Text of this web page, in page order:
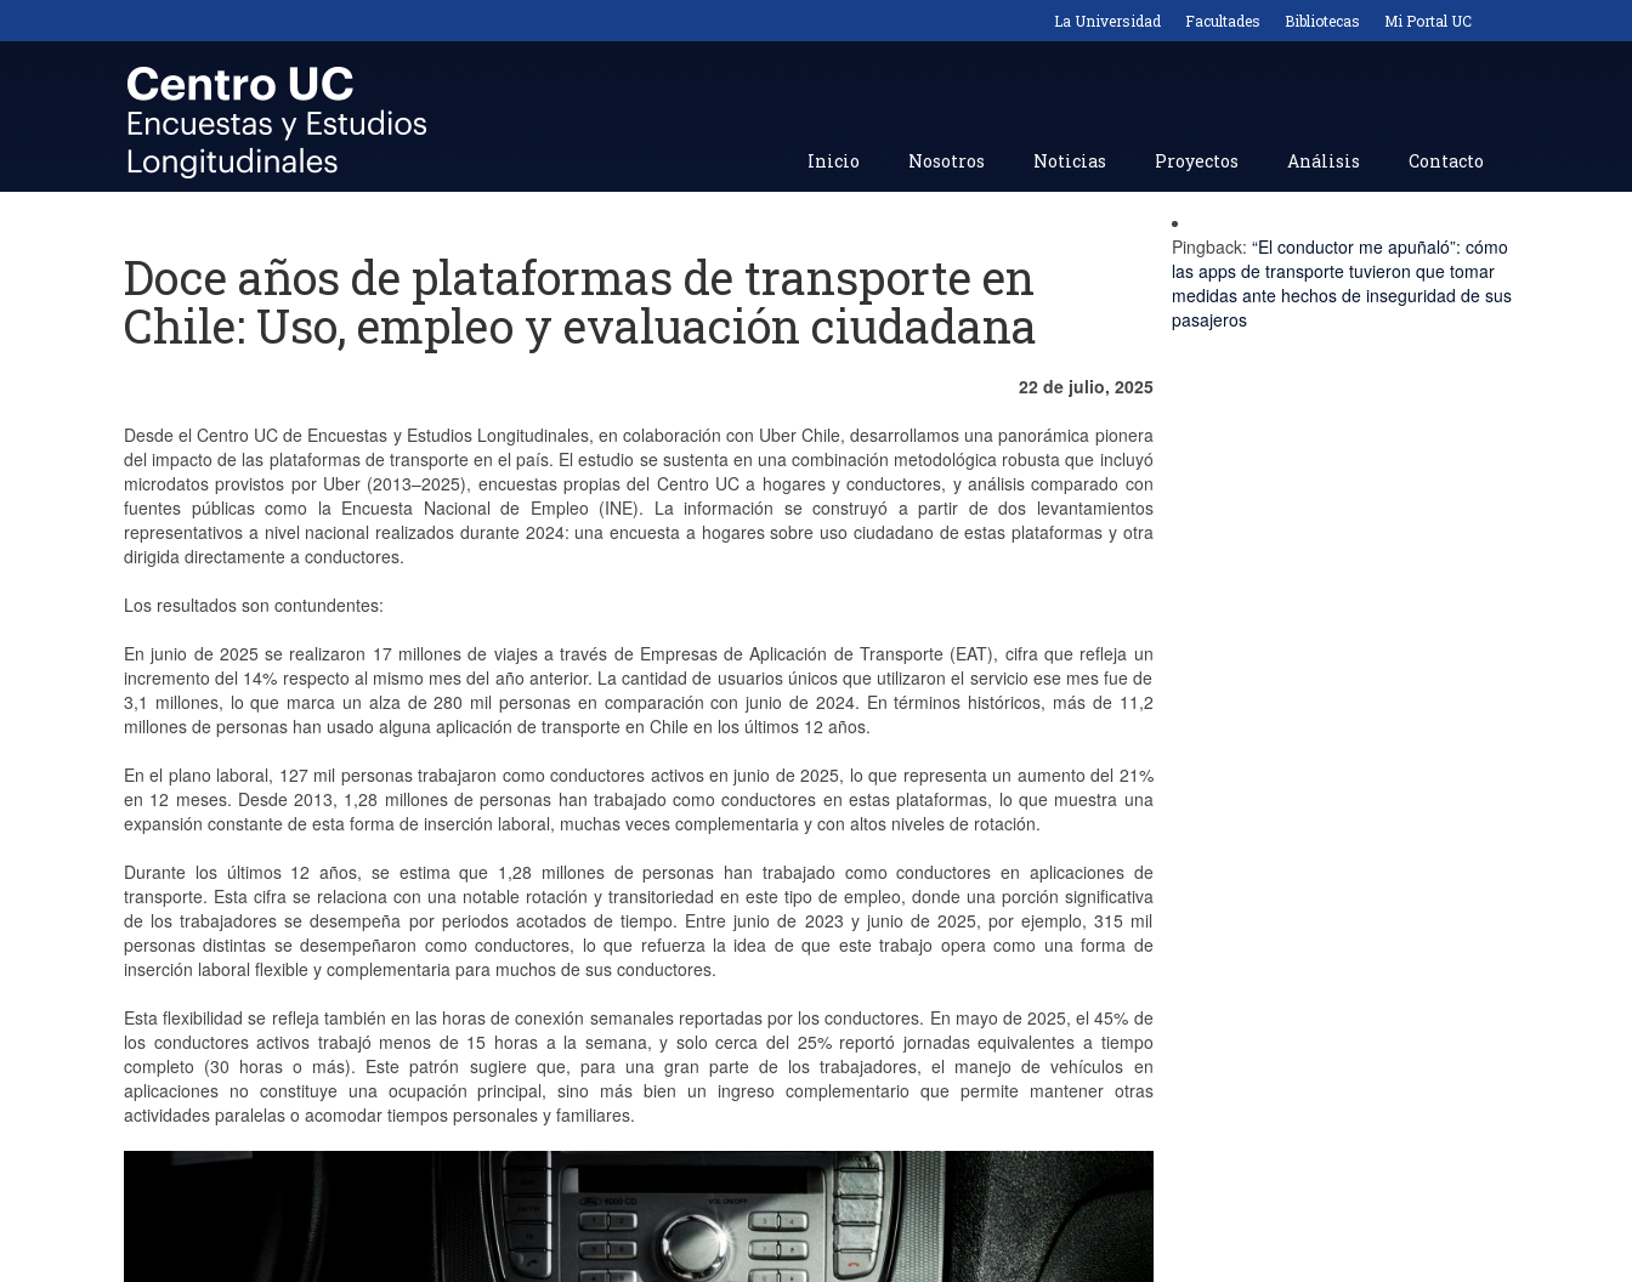
La Universidad Facultades Bibliotecas Mi Portal UC
Inicio Nosotros Noticias Proyectos Análisis Contacto
Doce años de plataformas de transporte en
Chile: Uso, empleo y evaluación ciudadana
22 de julio, 2025
Desde el Centro UC de Encuestas y Estudios Longitudinales, en colaboración con Uber Chile, desarrollamos una panorámica pionera
del impacto de las plataformas de transporte en el país. El estudio se sustenta en una combinación metodológica robusta que incluyó
microdatos provistos por Uber (2013–2025), encuestas propias del Centro UC a hogares y conductores, y análisis comparado con
fuentes públicas como la Encuesta Nacional de Empleo (INE). La información se construyó a partir de dos levantamientos
representativos a nivel nacional realizados durante 2024: una encuesta a hogares sobre uso ciudadano de estas plataformas y otra
dirigida directamente a conductores.
Los resultados son contundentes:
En junio de 2025 se realizaron 17 millones de viajes a través de Empresas de Aplicación de Transporte (EAT), cifra que refleja un
incremento del 14% respecto al mismo mes del año anterior. La cantidad de usuarios únicos que utilizaron el servicio ese mes fue de
3,1 millones, lo que marca un alza de 280 mil personas en comparación con junio de 2024. En términos históricos, más de 11,2
millones de personas han usado alguna aplicación de transporte en Chile en los últimos 12 años.
En el plano laboral, 127 mil personas trabajaron como conductores activos en junio de 2025, lo que representa un aumento del 21%
en 12 meses. Desde 2013, 1,28 millones de personas han trabajado como conductores en estas plataformas, lo que muestra una
expansión constante de esta forma de inserción laboral, muchas veces complementaria y con altos niveles de rotación.
Durante los últimos 12 años, se estima que 1,28 millones de personas han trabajado como conductores en aplicaciones de
transporte. Esta cifra se relaciona con una notable rotación y transitoriedad en este tipo de empleo, donde una porción significativa
de los trabajadores se desempeña por periodos acotados de tiempo. Entre junio de 2023 y junio de 2025, por ejemplo, 315 mil
personas distintas se desempeñaron como conductores, lo que refuerza la idea de que este trabajo opera como una forma de
inserción laboral flexible y complementaria para muchos de sus conductores.
Esta flexibilidad se refleja también en las horas de conexión semanales reportadas por los conductores. En mayo de 2025, el 45% de
los conductores activos trabajó menos de 15 horas a la semana, y solo cerca del 25% reportó jornadas equivalentes a tiempo
completo (30 horas o más). Este patrón sugiere que, para una gran parte de los trabajadores, el manejo de vehículos en
aplicaciones no constituye una ocupación principal, sino más bien un ingreso complementario que permite mantener otras
actividades paralelas o acomodar tiempos personales y familiares.
Pingback: “El conductor me apuñaló”: cómo
las apps de transporte tuvieron que tomar
medidas ante hechos de inseguridad de sus
pasajeros